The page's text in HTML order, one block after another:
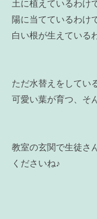
土に植えているわけ
陽に当てているわけ
白い根が生えている
ただ水替えをしてい
可愛い葉が育つ、そ
教室の玄関で生徒さ
くださいね♪